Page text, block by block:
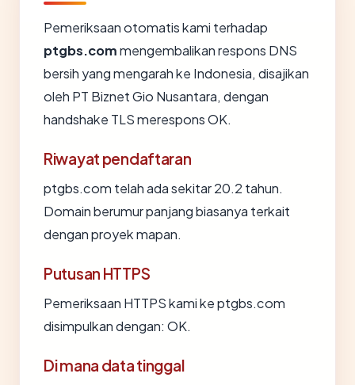
Pemeriksaan otomatis kami terhadap
ptgbs.commengembalikan respons DNS
bersih yang mengarah ke Indonesia, disajikan
oleh PT Biznet Gio Nusantara, dengan
handshake TLS merespons OK.
Riwayat pendaftaran
ptgbs.com telah ada sekitar 20.2 tahun.
Domain berumur panjang biasanya terkait
dengan proyek mapan.
Putusan HTTPS
Pemeriksaan HTTPS kami ke ptgbs.com
disimpulkan dengan: OK.
Di mana data tinggal